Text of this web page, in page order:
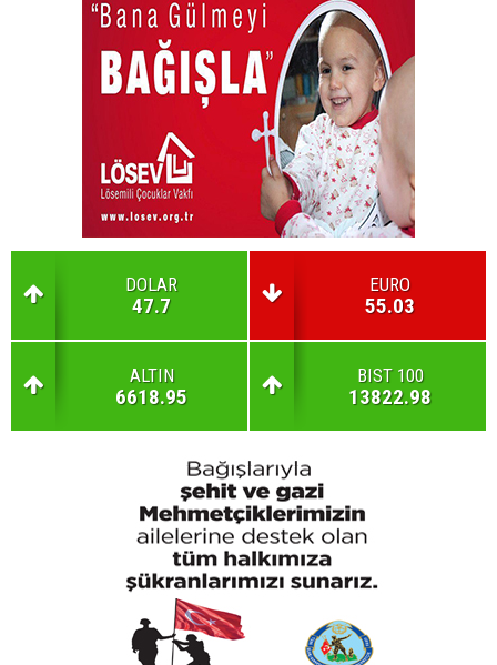
DOLAR
47.7
EURO
55.03
ALTIN
6618.95
BIST 100
13822.98